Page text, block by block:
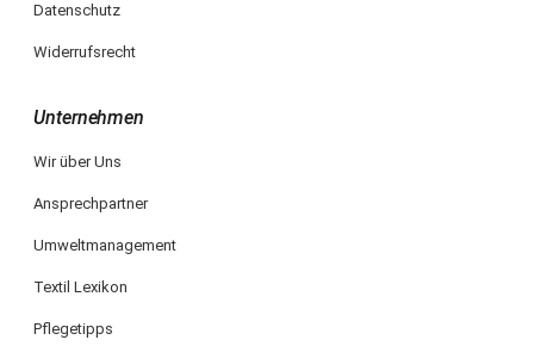
Datenschutz
Widerrufsrecht
Unternehmen
Wir über Uns
Ansprechpartner
Umweltmanagement
Textil Lexikon
Pflegetipps